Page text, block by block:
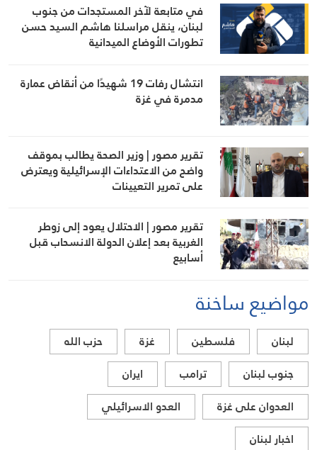
في متابعة لآخر المستجدات من جنوب
لبنان، ينقل مراسلنا هاشم السيد حسن
تطورات الأوضاع الميدانية
انتشال رفات 19 شهيدًا من أنقاض عمارة
مدمرة في غزة
تقرير مصور | وزير الصحة يطالب بموقف
واضح من الاعتداءات الإسرائيلية ويعترض
على تمرير التعيينات
تقرير مصور | الاحتلال يعود إلى زوطر
الغربية بعد إعلان الدولة الانسحاب قبل
أسابيع
مواضيع ساخنة
لبنان فلسطين غزة
حزب الله
جنوب لبنان
ترامب
ايران
العدوان على غزة
العدو الاسرائيلي
اخبار لبنان